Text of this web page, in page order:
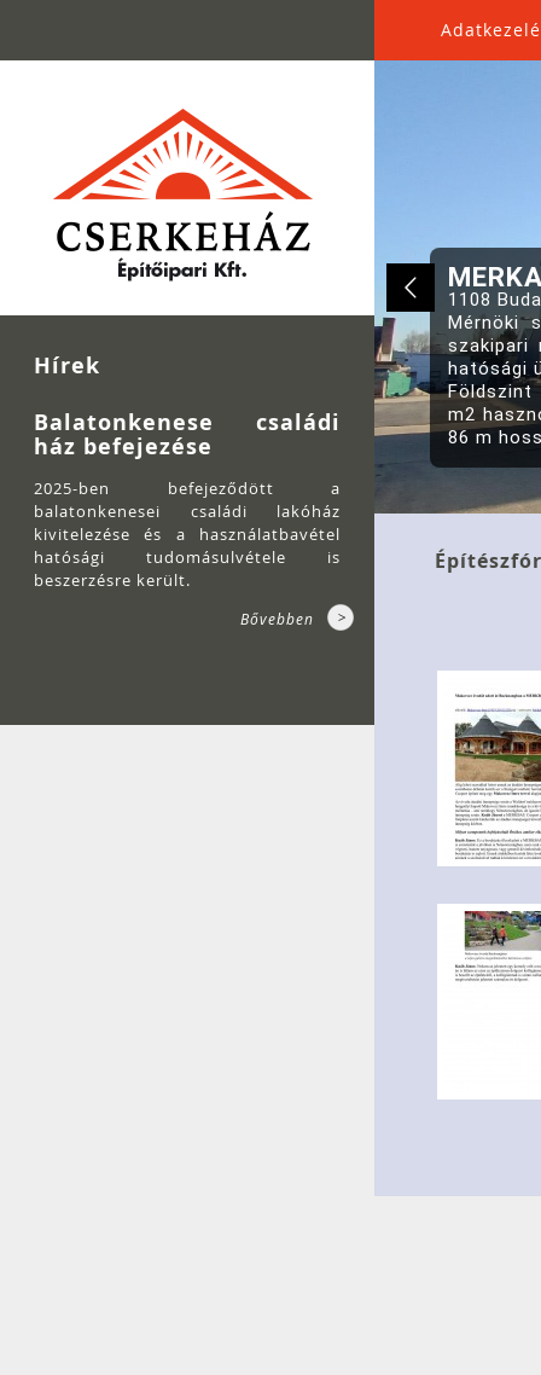
Hírek
Balatonkenese családi
ház befejezése
2025-ben befejeződött a
balatonkenesei családi lakóház
kivitelezése és a használatbavétel
hatósági tudomásulvétele is
beszerzésre került.
Bővebben